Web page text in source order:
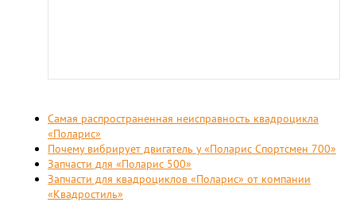
Самая распространенная неисправность квадроцикла
«Поларис»
Почему вибрирует двигатель у «Поларис Спортсмен 700»
Запчасти для «Поларис 500»
Запчасти для квадроциклов «Поларис» от компании
«Квадростиль»